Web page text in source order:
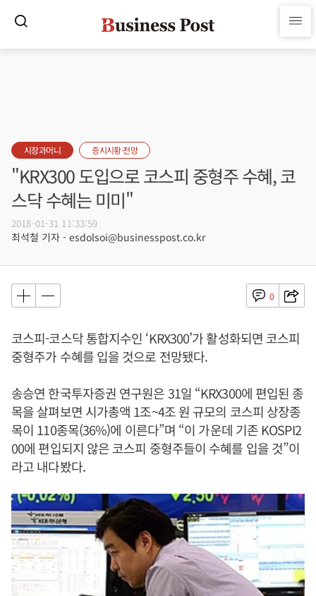
시장과머니 증시시황·전망
"KRX300 도입으로 코스피 중형주 수혜, 코
스닥 수혜는 미미"
2018-01-31 11:33:59
최석철 기자 - esdolsoi@businesspost.co.kr
0
코스피-코스닥 통합지수인 ‘KRX300’가 활성화되면 코스피
중형주가 수혜를 입을 것으로 전망됐다.
송승연 한국투자증권 연구원은 31일 “KRX300에 편입된 종
목을 살펴보면 시가총액 1조~4조 원 규모의 코스피 상장종
목이 110종목(36%)에 이른다”며 “이 가운데 기존 KOSPI2
00에 편입되지 않은 코스피 중형주들이 수혜를 입을 것”이
라고 내다봤다.